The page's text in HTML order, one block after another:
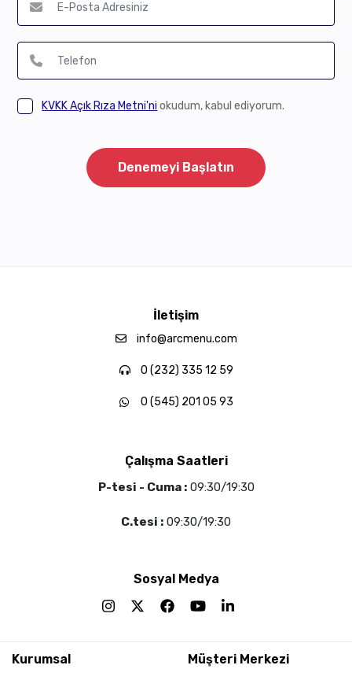
KVKK Açık Rıza Metni'ni okudum, kabul ediyorum.
Denemeyi Başlatın
İletişim
info@arcmenu.com
0 (232) 335 12 59
0 (545) 201 05 93
Çalışma Saatleri
P-tesi - Cuma :09:30/19:30
C.tesi : 09:30/19:30
Sosyal Medya
Kurumsal Müşteri Merkezi